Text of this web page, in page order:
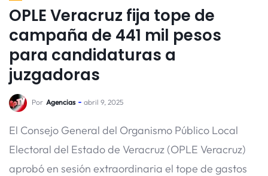
OPLE Veracruz fija tope de
campaña de 441 mil pesos
para candidaturas a
juzgadoras
Por Agencias abril 9, 2025
El Consejo General del Organismo Público Local
Electoral del Estado de Veracruz (OPLE Veracruz)
aprobó en sesión extraordinaria el tope de gastos